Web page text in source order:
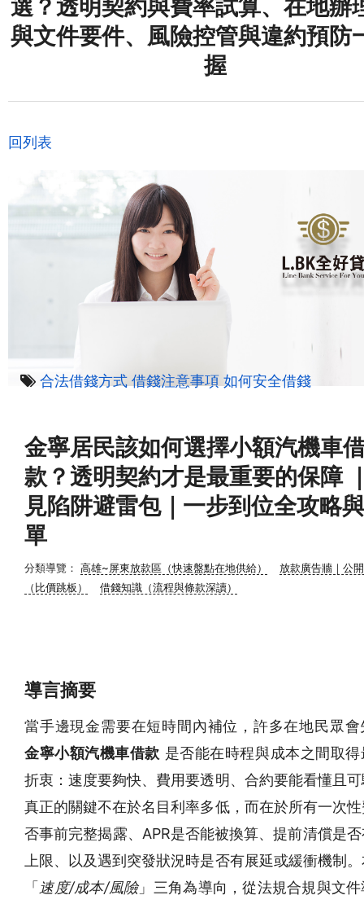
選？透明契約與費率試算、在地辦
與文件要件、風險控管與違約預防
握
回列表
合法借錢方式 借錢注意事項 如何安全借錢
金寧居民該如何選擇小額汽機車
款？透明契約才是最重要的保障
見陷阱避雷包｜一步到位全攻略
單
分類導覽： 高雄~屏東放款區（快速盤點在地供給）
放款廣告牆｜公
（比價跳板）
借錢知識（流程與條款深讀）
導言摘要
當手邊現金需要在短時間內補位，許多在地民眾會
金寧小額汽機車借款 是否能在時程與成本之間取
折衷：速度要夠快、費用要透明、合約要能看懂且
真正的關鍵不在於名目利率多低，而在於所有一次
否事前完整揭露、APR是否能被換算、提前清償是
上限、以及遇到突發狀況時是否有展延或緩衝機制
「 速度/成本/風險」三角為導向，從法規合規與文